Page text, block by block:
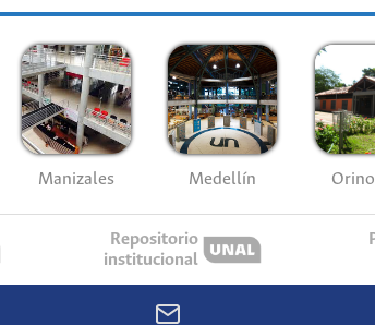
Manizales Medellín
Repositorio
institucional